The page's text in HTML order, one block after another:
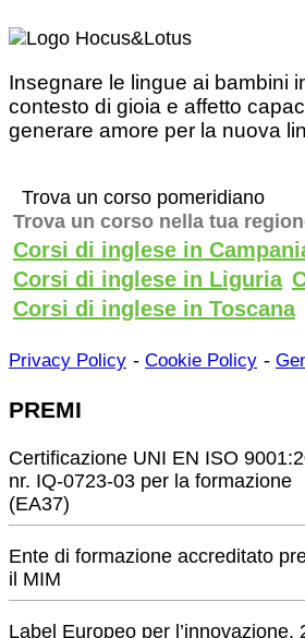
Insegnare le lingue ai bambini
contesto di gioia e affetto
generare amore per la nuova
Trova un corso pomeridiano
Trova un corso nella tua
Corsi di inglese in
Corsi di inglese in Liguria
Corsi di inglese in Toscana
Privacy Policy - Cookie Policy -
PREMI
Certificazione UNI EN ISO
nr. IQ-0723-03 per la formazione
(EA37)
Ente di formazione accreditato
il MIM
Label Europeo per l’innovazione,